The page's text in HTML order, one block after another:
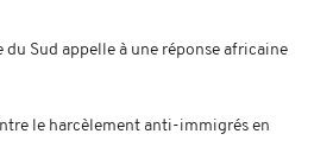
du Sud appelle à une réponse africaine
le harcèlement anti-immigrés en